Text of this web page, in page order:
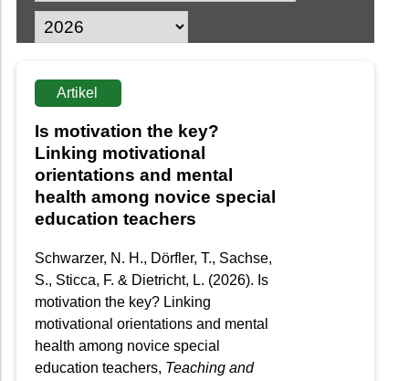
Artikel
Is motivation the key?
Linking motivational
orientations and mental
health among novice special
education teachers
Schwarzer, N. H., Dörfler, T., Sachse,
S., Sticca, F. & Dietricht, L. (2026). Is
motivation the key? Linking
motivational orientations and mental
health among novice special
education teachers, Teaching and